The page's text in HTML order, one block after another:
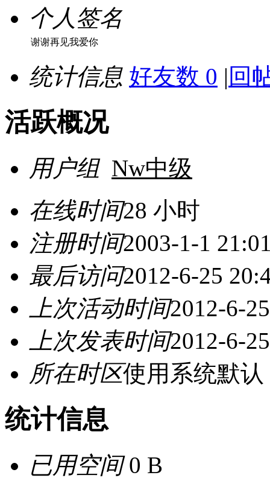
个人签名
谢谢再见我爱你
统计信息 好友数 0 | 回
活跃概况
用户组 Nw中级
在线时间28 小时
注册时间2003-1-1
最后访问2012-6-25
上次活动时间2012-6-
上次发表时间2012-6-
所在时区使用系统默认
统计信息
已用空间0 B